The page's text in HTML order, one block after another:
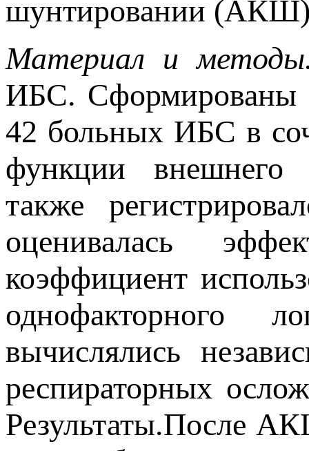
шунтировании
Материал и
ИБС.
42 больных ИБС в
функции внешнего
также
оценивалась
коэффициент
однофакторного
вычислялись
респираторных
Результаты.После